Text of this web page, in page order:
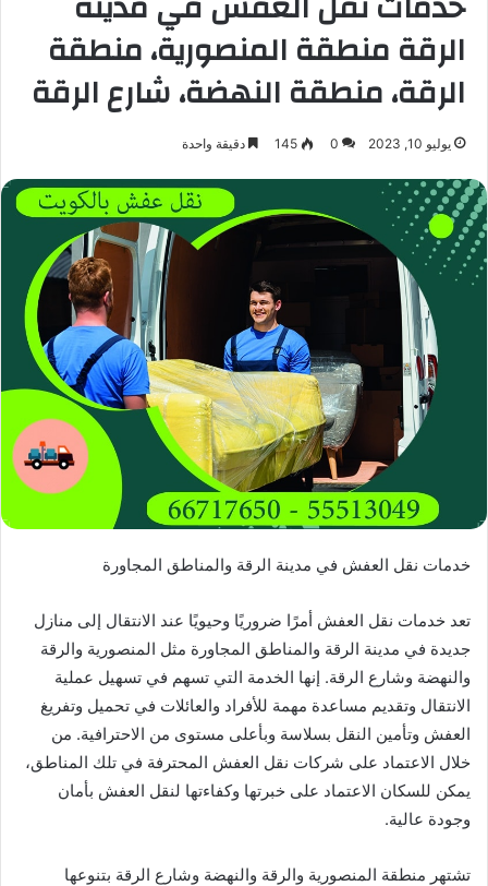
الرقة منطقة المنصورية، منطقة
الرقة، منطقة النهضة، شارع الرقة
يوليو 10, 2023 0
145 دقيقة واحدة
خدمات نقل العفش في مدينة الرقة والمناطق المجاورة
تعد خدمات نقل العفش أمرًا ضروريًا وحيويًا عند الانتقال إلى منازل
جديدة في مدينة الرقة والمناطق المجاورة مثل المنصورية والرقة
والنهضة وشارع الرقة. إنها الخدمة التي تسهم في تسهيل عملية
الانتقال وتقديم مساعدة مهمة للأفراد والعائلات في تحميل وتفريغ
العفش وتأمين النقل بسلاسة وبأعلى مستوى من الاحترافية. من
خلال الاعتماد على شركات نقل العفش المحترفة في تلك المناطق،
يمكن للسكان الاعتماد على خبرتها وكفاءتها لنقل العفش بأمان
وجودة عالية.
تشتهر منطقة المنصورية والرقة والنهضة وشارع الرقة بتنوعها